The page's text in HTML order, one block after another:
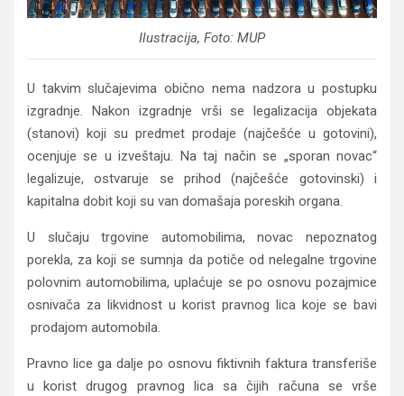
Ilustracija, Foto: MUP
U takvim slučajevima obično nema nadzora u postupku
izgradnje. Nakon izgradnje vrši se legalizacija objekata
(stanovi) koji su predmet prodaje (najčešće u gotovini),
ocenjuje se u izveštaju. Na taj način se „sporan novac“
legalizuje, ostvaruje se prihod (najčešće gotovinski) i
kapitalna dobit koji su van domašaja poreskih organa.
U slučaju trgovine automobilima, novac nepoznatog
porekla, za koji se sumnja da potiče od nelegalne trgovine
polovnim automobilima, uplaćuje se po osnovu pozajmice
osnivača za likvidnost u korist pravnog lica koje se bavi
prodajom automobila.
Pravno lice ga dalje po osnovu fiktivnih faktura transferiše
u korist drugog pravnog lica sa čijih računa se vrše